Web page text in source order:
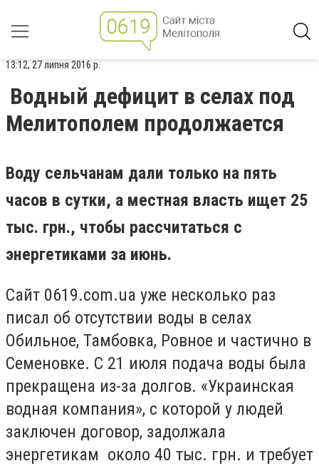
13:12, 27 липня 2016 р.
Водный дефицит в селах под
Мелитополем продолжается
Воду сельчанам дали только на пять
часов в сутки, а местная власть ищет 25
тыс. грн., чтобы рассчитаться с
энергетиками за июнь.
Сайт 0619.сom.ua уже несколько раз
писал об отсутствии воды в селах
Обильное, Тамбовка, Ровное и частично в
Семеновке. С 21 июля подача воды была
прекращена из-за долгов. «Украинская
водная компания», с которой у людей
заключен договор, задолжала
энергетикам около 40 тыс. грн. и требует